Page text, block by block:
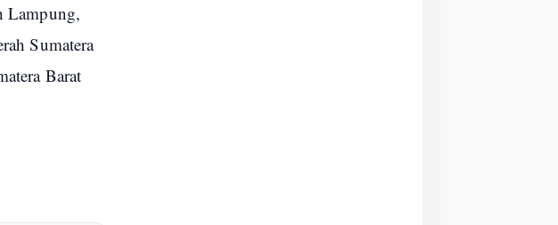
Lampung,
Sumatera
Barat